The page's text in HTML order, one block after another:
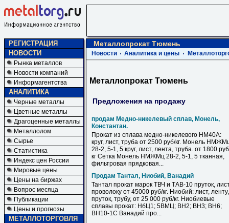
РЕГИСТРАЦИЯ
НОВОСТИ
Рынка металлов
Новости компаний
Информагентства
АНАЛИТИКА
Черные металлы
Цветные металлы
Драгоценные металлы
Металлолом
Сырье
Статистика
Индекс цен России
Мировые цены
Цены на биржах
Вопрос месяца
Публикации
Цены и прогнозы
МЕТАЛЛОТОРГОВЛЯ
Металлопрокат Тюмень
Новости Аналитика и цены
Металлопрокат Тюмень
Предложения на продажу
продам Медно-никелевый сплав, Монель,
Константан.
Прокат из сплава медно-никелевого НМ40А:
круг, лист, труба от 2500 руб/кг. Монель
28-2, 5-1, 5 круг, лист, лента, труба. от 1800
кг Сетка Монель НМЖМц 28-2, 5-1, 5 тканная,
фильтровая прядковая...
Продам Тантал, Ниобий, Ванадий
Тантал прокат марок ТВЧ и ТАВ-10 пруток,
проволоку от 45000 руб/кг. Ниобий: лист, ленту,
пруток, трубу, от 25 000 руб/кг. Ниобиевые
сплавы прокат: НбЦ1; 5ВМЦ; ВН2; ВН3; ВН6;
ВН10-1С Ванадий про...